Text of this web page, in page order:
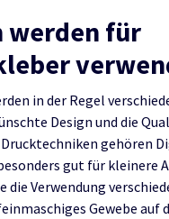
werden für
in der Regel
Design und die
gehören
gut für kleinere
Verwendung
Gewebe auf